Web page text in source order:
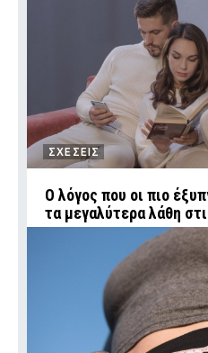
ΣΧΕΣΕΙΣ
Ο λόγος που οι πιο
τα μεγαλύτερα λάθη